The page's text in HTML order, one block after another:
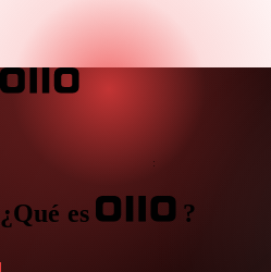
#TeamOIIO
¿Qué es ?